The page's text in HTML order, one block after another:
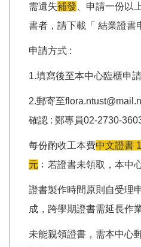
需遺失補發 、申請一份以
書者，請下載「 結業證書
申請方式 :
1.填寫後至本中心臨櫃申請
2.郵寄至
確認 : 鄭專員02-2730-
每份酌收工本費中文證書
元 ﹔若證書未領取，本中
證書製作時間原則自受理
成，跨學期證書需延長作
未能親領證書，需本中心